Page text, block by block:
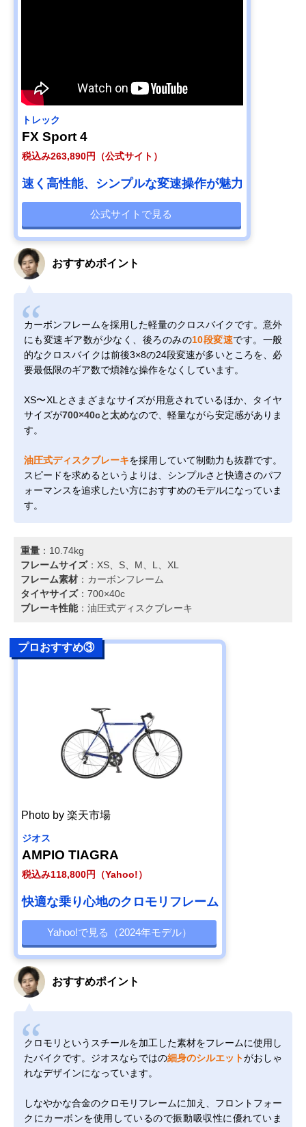
トレック
FX Sport 4
税込み263,890円（公式サイト）
速く高性能、シンプルな変速操作が魅力
公式サイトで見る
おすすめポイント
カーボンフレームを採用した軽量のクロスバイクです。意外
にも変速ギア数が少なく、後ろのみの10段変速です。一般
的なクロスバイクは前後3×8の24段変速が多いところを、必
要最低限のギア数で煩雑な操作をなくしています。
XS〜XLとさまざまなサイズが用意されているほか、タイヤ
サイズが700×40cと太めなので、軽量ながら安定感がありま
す。
油圧式ディスクブレーキを採用していて制動力も抜群です。
スピードを求めるというよりは、シンプルさと快適さのパフ
ォーマンスを追求したい方におすすめのモデルになっていま
す。
重量 ：10.74kg
フレームサイズ：XS、S、M、L、XL
フレーム素材 ：カーボンフレーム
タイヤサイズ：700×40c
ブレーキ性能：油圧式ディスクブレーキ
プロおすすめ③
Photo by 楽天市場
ジオス
AMPIO TIAGRA
税込み118,800円（Yahoo!）
快適な乗り心地のクロモリフレーム
Yahoo!で見る（2024年モデル）
おすすめポイント
クロモリというスチールを加工した素材をフレームに使用し
たバイクです。ジオスならではの細身のシルエットがおしゃ
れなデザインになっています。
しなやかな合金のクロモリフレームに加え、フロントフォー
クにカーボンを使用しているので振動吸収性に優れていま